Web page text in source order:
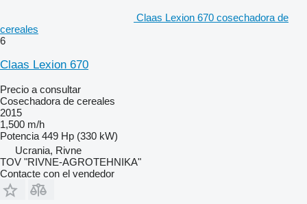
Claas Lexion 670 cosechadora de
cereales
6
Claas Lexion 670
Precio a consultar
Cosechadora de cereales
2015
1,500 m/h
Potencia 449 Hp (330 kW)
Ucrania, Rivne
TOV "RIVNE-AGROTEHNIKA"
Contacte con el vendedor